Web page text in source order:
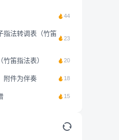
44
指法转调表（竹笛
23
笛指法表） 20
附件为伴奏 18
15